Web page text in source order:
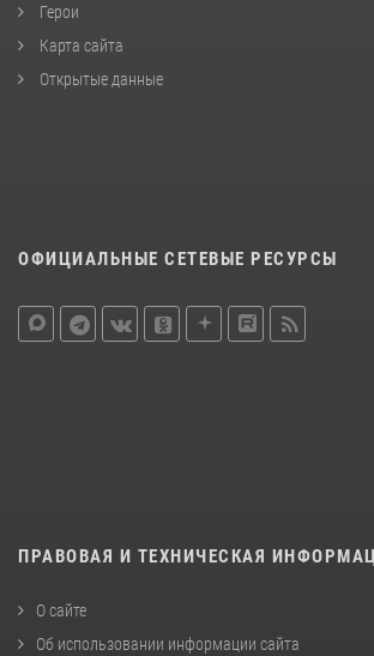
Герои
Карта сайта
Открытые данные
ОФИЦИАЛЬНЫЕ СЕТЕВЫЕ РЕСУРСЫ
ПРАВОВАЯ И ТЕХНИЧЕСКАЯ
О сайте
Об использовании информации сайта